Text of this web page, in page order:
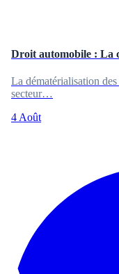
Droit automobile : La
La dématérialisation
secteur…
4 Août